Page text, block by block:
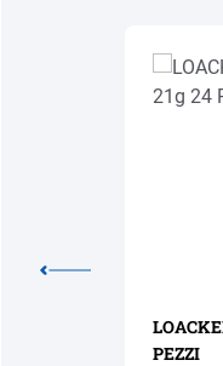
PEZZI